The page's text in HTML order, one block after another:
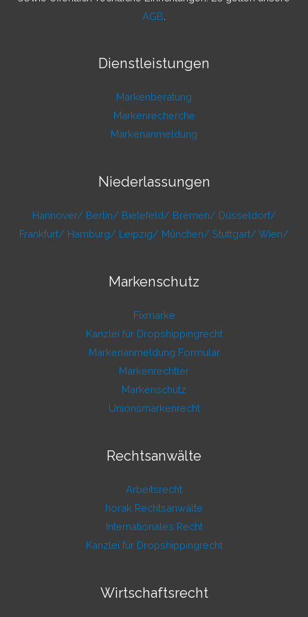
AGB
Dienstleistungen
Markenberatung
Markenrecherche
Markenanmeldung
Niederlassungen
Hannover/ Berlin/ Bielefeld/ Bremen/ Düsseldorf/
Frankfurt/ Hamburg/ Leipzig/ München/ Stuttgart/ Wien/
Markenschutz
Fixmarke
Kanzlei für Dropshippingrecht
Markenanmeldung Formular
Markenrechtler
Markenschutz
Unionsmarkenrecht
Rechtsanwälte
Arbeitsrecht
horak Rechtsanwälte
Internationales Recht
Kanzlei für Dropshippingrecht
Wirtschaftsrecht